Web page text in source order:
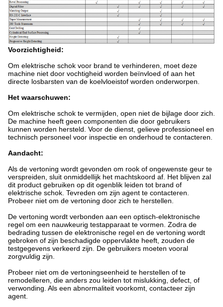
Voorzichtigheid:
Om elektrische schok voor brand te verhinderen, moet deze
machine niet door vochtigheid worden beïnvloed of aan het
directe losbarsten van de koelvloeistof worden onderworpen.
Het waarschuwen:
Om elektrische schok te vermijden, open niet de bijlage door zich.
De machine heeft geen componenten die door gebruikers
kunnen worden hersteld. Voor de dienst, gelieve professioneel en
technisch personeel voor inspectie en onderhoud te contacteren.
Aandacht:
Als de vertoning wordt gevonden om rook of ongewenste geur te
verspreiden, sluit onmiddellijk het machtskoord af. Het blijven zal
dit product gebruiken op dit ogenblik leiden tot brand of
elektrische schok. Tevreden om zijn agent te contacteren.
Probeer niet om de vertoning door zich te herstellen.
De vertoning wordt verbonden aan een optisch-elektronische
regel om een nauwkeurig testapparaat te vormen. Zodra de
bedrading tussen de elektronische regel en de vertoning wordt
gebroken of zijn beschadigde oppervlakte heeft, zouden de
testgegevens verkeerd zijn. De gebruikers moeten vooral
zorgvuldig zijn.
Probeer niet om de vertoningseenheid te herstellen of te
remodelleren, die anders zou leiden tot mislukking, defect, of
verwonding. Als een abnormaliteit voorkomt, contacteer zijn
agent.